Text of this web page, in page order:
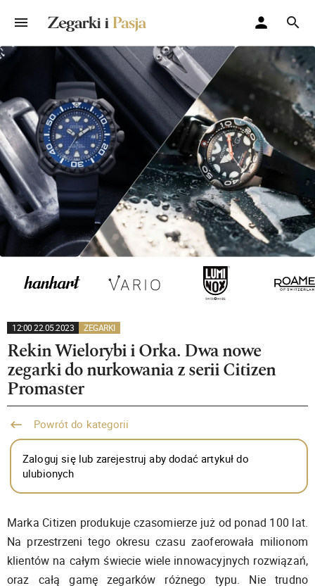
12:00 22.05.2023 ZEGARKI
Rekin Wielorybi i Orka. Dwa nowe
zegarki do nurkowania z serii Citizen
Promaster
Powrót do kategorii
Zaloguj się lub zarejestruj aby dodać artykuł do
ulubionych
Marka Citizen produkuje czasomierze już od ponad 100 lat.
Na przestrzeni tego okresu czasu zaoferowała milionom
klientów na całym świecie wiele innowacyjnych rozwiązań,
oraz całą gamę zegarków różnego typu. Nie trudno